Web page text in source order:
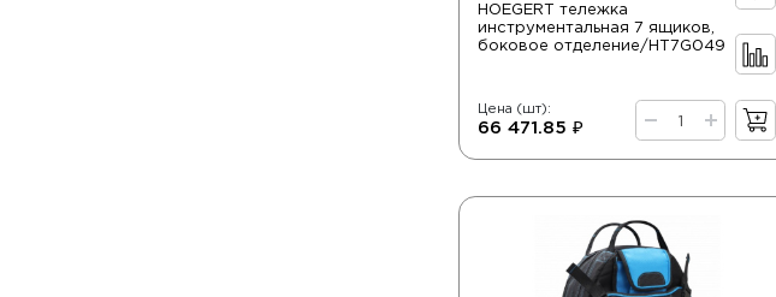
HOEGERT тележка
инструментальная 7 ящиков,
боковое отделение/HT7G049
Цена (шт):
66 471.85 ₽